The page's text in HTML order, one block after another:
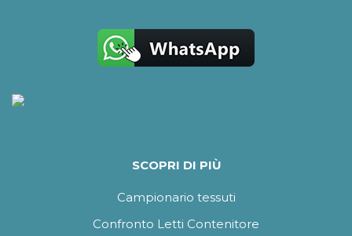
SCOPRI DI PIÙ
Campionario tessuti
Confronto Letti Contenitore